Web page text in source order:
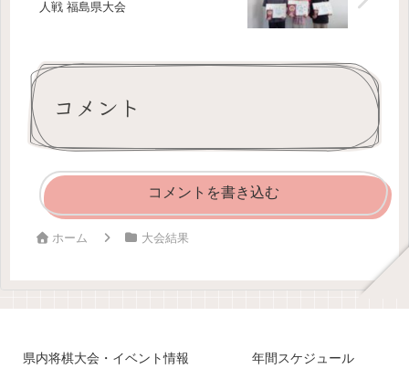
人戦 福島県大会
コメント
コメントを書き込む
ホーム 大会結果
県内将棋大会・イベント情報
年間スケジュール